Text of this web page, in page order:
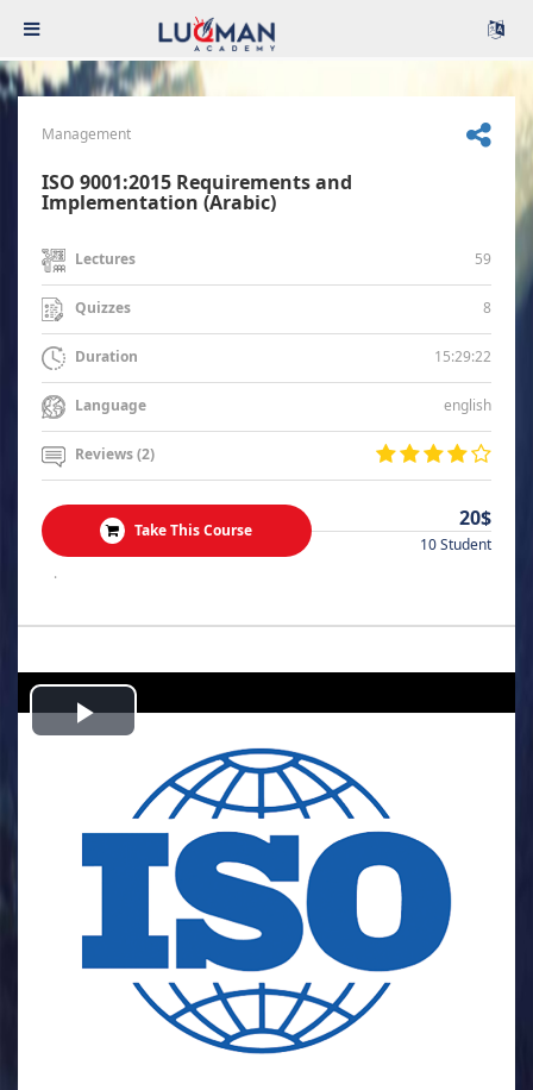
Management
ISO 9001:2015 Requirements and
Implementation (Arabic)
Lectures 59
Quizzes 8
Duration 15:29:22
Language english
Reviews (2)
Take This Course 20$
10 Student
.
Play
Video